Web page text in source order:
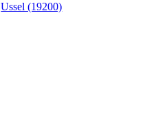
Ussel (19200)